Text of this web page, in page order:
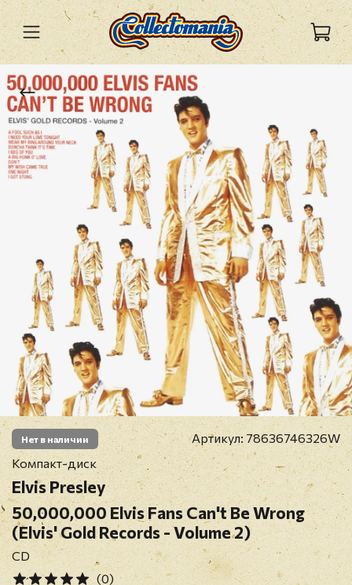
Нет в наличии Артикул: 78636746326W
Компакт-диск
Elvis Presley
50,000,000 Elvis Fans Can't Be Wrong
(Elvis' Gold Records - Volume 2)
CD
(0)